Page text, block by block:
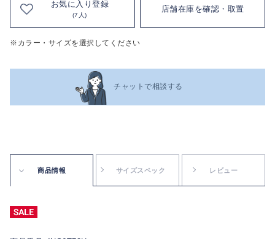
お気に入り登録
(7人)
店舗在庫を確認・取置
※カラー・サイズを選択してください
チャットで相談する
商品情報 サイズスペック レビュー